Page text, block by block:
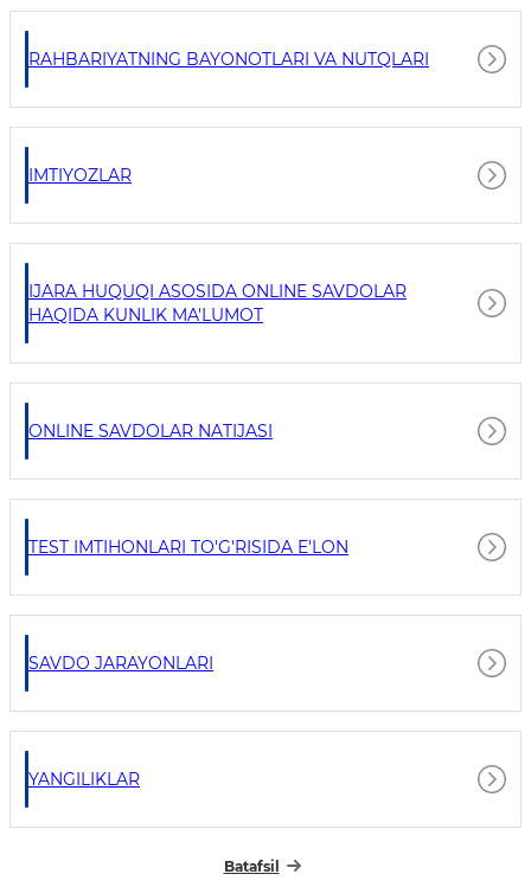
RAHBARIYATNING BAYONOTLARI VA NUTQLARI
IMTIYOZLAR
IJARA HUQUQI ASOSIDA ONLINE SAVDOLAR
HAQIDA KUNLIK MA'LUMOT
ONLINE SAVDOLAR NATIJASI
TEST IMTIHONLARI TO'G'RISIDA E'LON
SAVDO JARAYONLARI
YANGILIKLAR
Batafsil